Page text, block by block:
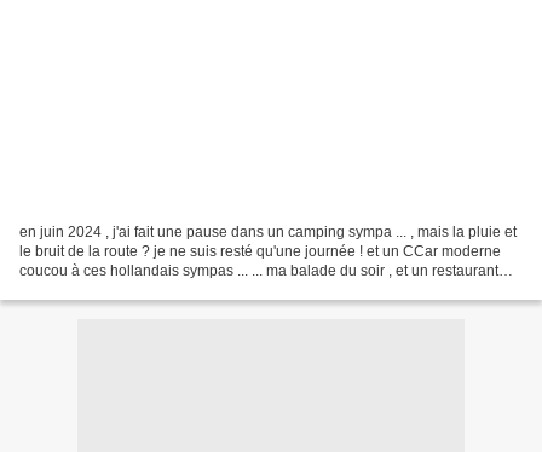
en juin 2024 , j'ai fait une pause dans un camping sympa ... , mais la pluie et
le bruit de la route ? je ne suis resté qu'une journée ! et un CCar moderne
coucou à ces hollandais sympas ... ... ma balade du soir , et un restaurant